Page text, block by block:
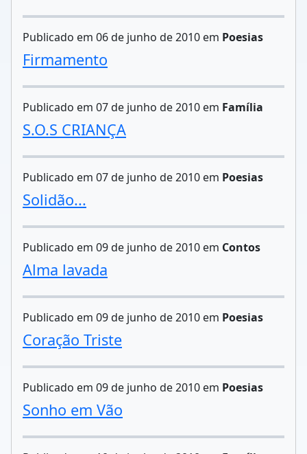
Publicado em 06 de junho de 2010 em Poesias
Firmamento
Publicado em 07 de junho de 2010 em Família
S.O.S CRIANÇA
Publicado em 07 de junho de 2010 em Poesias
Solidão...
Publicado em 09 de junho de 2010 em Contos
Alma lavada
Publicado em 09 de junho de 2010 em Poesias
Coração Triste
Publicado em 09 de junho de 2010 em Poesias
Sonho em Vão